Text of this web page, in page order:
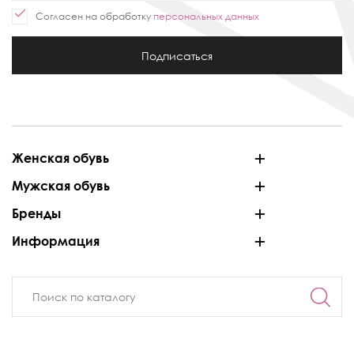
Согласен на обработку персональных данных
Подписаться
Женская обувь
Мужская обувь
Бренды
Информация